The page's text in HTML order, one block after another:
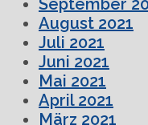
August 2021
Juli 2021
Juni 2021
Mai 2021
April 2021
März 2021